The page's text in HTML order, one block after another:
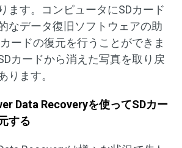
ます。コンピュータにSDカード
なデータ復旧ソフトウェアの助
ードの復元を行うことができま
カードから消えた写真を取り戻
ります。
Data Recoveryを使ってSDカー
する